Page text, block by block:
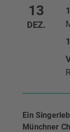
13
DEZ.
Ein
Münchner